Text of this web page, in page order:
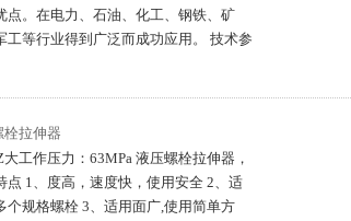
点。在电力、石油、化工、钢铁、矿
工等行业得到广泛而成功应用。 技术参
栓拉伸器
工作压力：63MPa 液压螺栓拉伸器，
点 1、度高，速度快，使用安全 2、适
个规格螺栓 3、适用面广,使用简单方